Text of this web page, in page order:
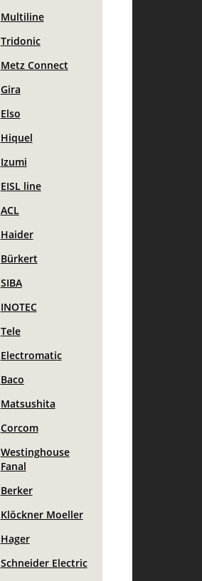
Multiline
Tridonic
Metz Connect
Gira
Elso
Hiquel
Izumi
EISL line
ACL
Haider
Bürkert
SIBA
INOTEC
Tele
Electromatic
Baco
Matsushita
Corcom
Westinghouse
Fanal
Berker
Klöckner Moeller
Hager
Schneider Electric